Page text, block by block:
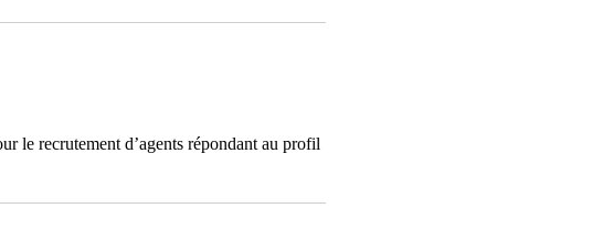
le recrutement d’agents répondant au profil